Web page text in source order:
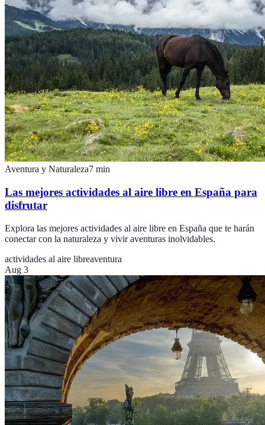
Aventura y Naturaleza7 min
Las mejores actividades al aire libre en España para
disfrutar
Explora las mejores actividades al aire libre en España que te harán
conectar con la naturaleza y vivir aventuras inolvidables.
actividades al aire libreaventura
Aug 3